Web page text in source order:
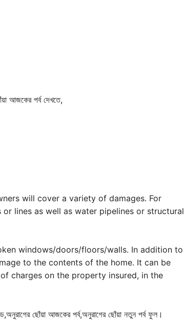
আজকের পর্ব দেখতে,
will cover a variety of damages. For
lines as well as water pipelines or structural
windows/doors/floors/walls. In addition to
to the contents of the home. It can be
charges on the property insured, in the
ছোঁয়া আজকের পর্ব,অনুরাগের ছোঁয়া নতুন পর্ব ফুল।